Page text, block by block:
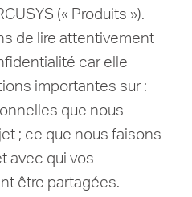
(« Produits »).
de lire attentivement
car elle
importantes sur :
que nous
; ce que nous faisons
avec qui vos
être partagées.